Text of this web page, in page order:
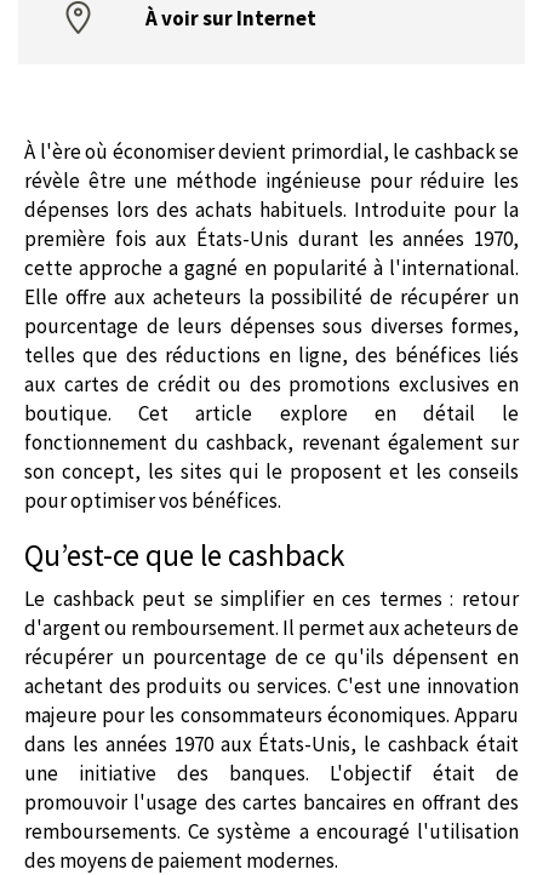
À voir sur Internet
À l'ère où économiser devient primordial, le cashback se
révèle être une méthode ingénieuse pour réduire les
dépenses lors des achats habituels. Introduite pour la
première fois aux États-Unis durant les années 1970,
cette approche a gagné en popularité à l'international.
Elle offre aux acheteurs la possibilité de récupérer un
pourcentage de leurs dépenses sous diverses formes,
telles que des réductions en ligne, des bénéfices liés
aux cartes de crédit ou des promotions exclusives en
boutique. Cet article explore en détail le
fonctionnement du cashback, revenant également sur
son concept, les sites qui le proposent et les conseils
pour optimiser vos bénéfices.
Qu’est-ce que le cashback
Le cashback peut se simplifier en ces termes : retour
d'argent ou remboursement. Il permet aux acheteurs de
récupérer un pourcentage de ce qu'ils dépensent en
achetant des produits ou services. C'est une innovation
majeure pour les consommateurs économiques. Apparu
dans les années 1970 aux États-Unis, le cashback était
une initiative des banques. L'objectif était de
promouvoir l'usage des cartes bancaires en offrant des
remboursements. Ce système a encouragé l'utilisation
des moyens de paiement modernes.